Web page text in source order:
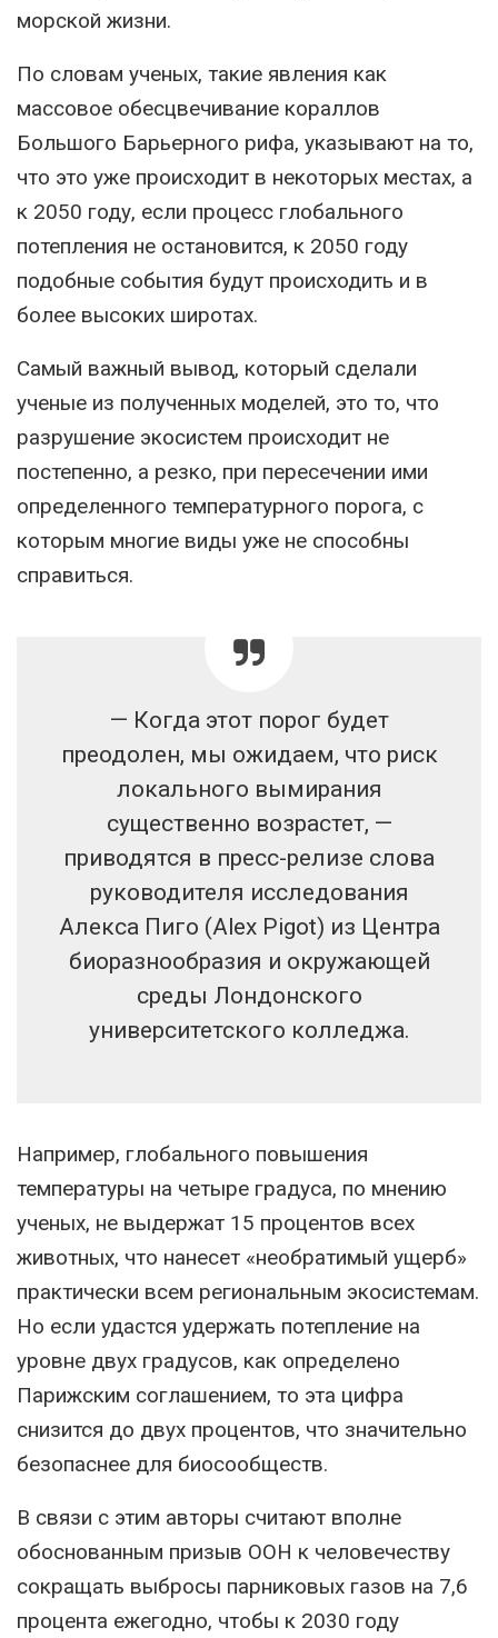
морской жизни.
По словам ученых, такие явления как
массовое обесцвечивание кораллов
Большого Барьерного рифа, указывают на то,
что это уже происходит в некоторых местах, а
к 2050 году, если процесс глобального
потепления не остановится, к 2050 году
подобные события будут происходить и в
более высоких широтах.
Самый важный вывод, который сделали
ученые из полученных моделей, это то, что
разрушение экосистем происходит не
постепенно, а резко, при пересечении ими
определенного температурного порога, с
которым многие виды уже не способны
справиться.
— Когда этот порог будет
преодолен, мы ожидаем, что риск
локального вымирания
существенно возрастет, —
приводятся в пресс-релизе слова
руководителя исследования
Алекса Пиго (Alex Pigot) из Центра
биоразнообразия и окружающей
среды Лондонского
университетского колледжа.
Например, глобального повышения
температуры на четыре градуса, по мнению
ученых, не выдержат 15 процентов всех
животных, что нанесет «необратимый ущерб»
практически всем региональным экосистемам.
Но если удастся удержать потепление на
уровне двух градусов, как определено
Парижским соглашением, то эта цифра
снизится до двух процентов, что значительно
безопаснее для биосообществ.
В связи с этим авторы считают вполне
обоснованным призыв ООН к человечеству
сокращать выбросы парниковых газов на 7,6
процента ежегодно, чтобы к 2030 году